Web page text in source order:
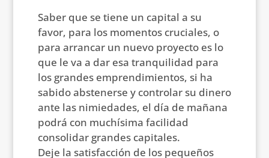
Saber que se tiene un capital a su
favor, para los momentos cruciales, o
para arrancar un nuevo proyecto es lo
que le va a dar esa tranquilidad para
los grandes emprendimientos, si ha
sabido abstenerse y controlar su dinero
ante las nimiedades, el día de mañana
podrá con muchísima facilidad
consolidar grandes capitales.
Deje la satisfacción de los pequeños